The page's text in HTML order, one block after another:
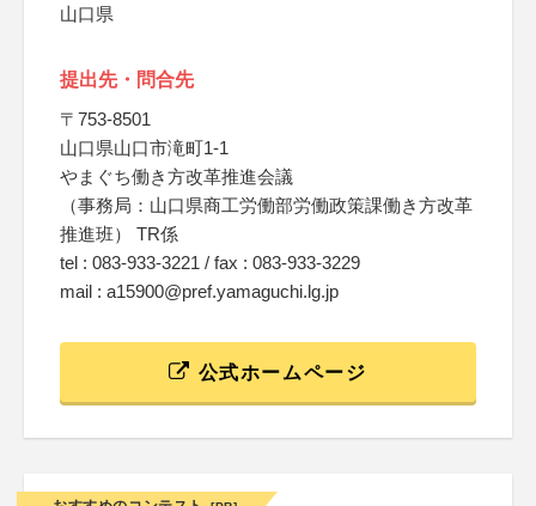
山口県
提出先・問合先
〒753-8501
山口県山口市滝町1-1
やまぐち働き方改革推進会議
（事務局：山口県商工労働部労働政策課働き方改革
推進班） TR係
tel : 083-933-3221 / fax : 083-933-3229
mail : a15900@pref.yamaguchi.lg.jp
公式ホームページ